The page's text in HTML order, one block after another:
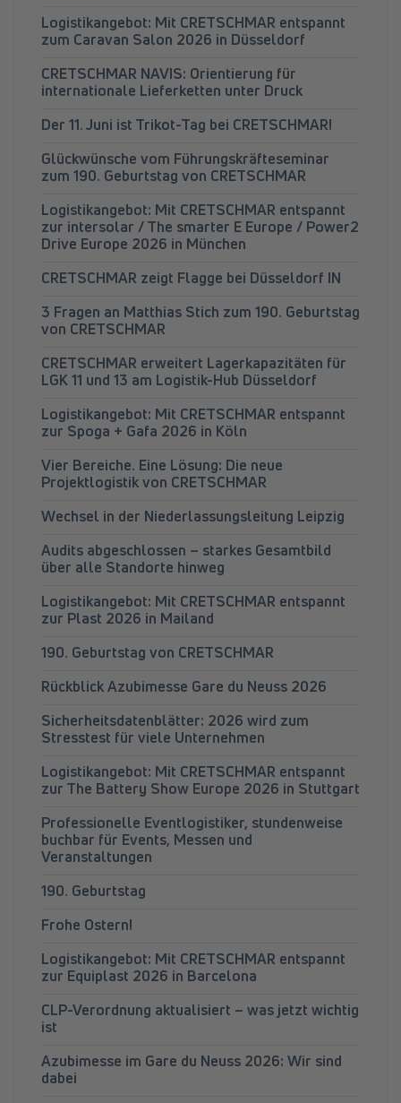
Logistikangebot: Mit CRETSCHMAR entspannt
zum Caravan Salon 2026 in Düsseldorf
CRETSCHMAR NAVIS: Orientierung für
internationale Lieferketten unter Druck
Der 11. Juni ist Trikot-Tag bei CRETSCHMAR!
Glückwünsche vom Führungskräfteseminar
zum 190. Geburtstag von CRETSCHMAR
Logistikangebot: Mit CRETSCHMAR entspannt
zur intersolar / The smarter E Europe / Power2
Drive Europe 2026 in München
CRETSCHMAR zeigt Flagge bei Düsseldorf IN
3 Fragen an Matthias Stich zum 190. Geburtstag
von CRETSCHMAR
CRETSCHMAR erweitert Lagerkapazitäten für
LGK 11 und 13 am Logistik-Hub Düsseldorf
Logistikangebot: Mit CRETSCHMAR entspannt
zur Spoga + Gafa 2026 in Köln
Vier Bereiche. Eine Lösung: Die neue
Projektlogistik von CRETSCHMAR
Wechsel in der Niederlassungsleitung Leipzig
Audits abgeschlossen – starkes Gesamtbild
über alle Standorte hinweg
Logistikangebot: Mit CRETSCHMAR entspannt
zur Plast 2026 in Mailand
190. Geburtstag von CRETSCHMAR
Rückblick Azubimesse Gare du Neuss 2026
Sicherheitsdatenblätter: 2026 wird zum
Stresstest für viele Unternehmen
Logistikangebot: Mit CRETSCHMAR entspannt
zur The Battery Show Europe 2026 in Stuttgart
Professionelle Eventlogistiker, stundenweise
buchbar für Events, Messen und
Veranstaltungen
190. Geburtstag
Frohe Ostern!
Logistikangebot: Mit CRETSCHMAR entspannt
zur Equiplast 2026 in Barcelona
CLP-Verordnung aktualisiert – was jetzt wichtig
ist
Azubimesse im Gare du Neuss 2026: Wir sind
dabei